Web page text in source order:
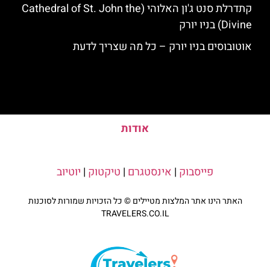
קתדרלת סנט ג'ון האלוהי (Cathedral of St. John the
Divine) בניו יורק
אוטובוסים בניו יורק – כל מה שצריך לדעת
אודות
פייסבוק | אינסטגרם | טיקטוק | יוטיוב
האתר הינו אתר המלצות מטיילים © כל הזכויות שמורות לסוכנות
TRAVELERS.CO.IL